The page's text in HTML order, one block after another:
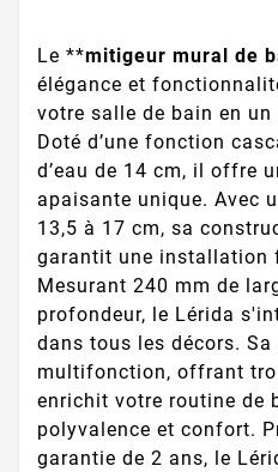
Le **mitigeur mural de
élégance et
votre salle de bain en
Doté d’une fonction
d’eau de 14 cm, il offre
apaisante unique. Avec
13,5 à 17 cm, sa
garantit une installation
Mesurant 240 mm de
profondeur, le Lérida
dans tous les décors.
multifonction, offrant
enrichit votre routine de
polyvalence et confort.
garantie de 2 ans, le